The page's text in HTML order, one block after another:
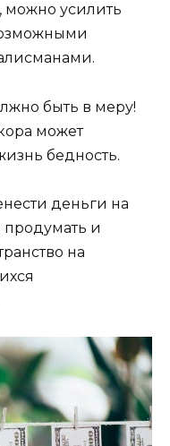
можно усилить
быть в меру!
может
бедность.
деньги на
продумать и
на